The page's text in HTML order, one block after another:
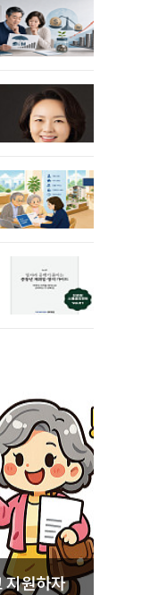
지원하자